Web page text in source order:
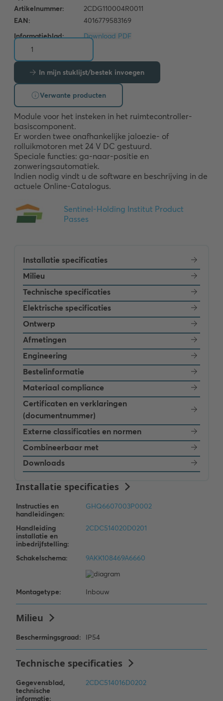
Informatieblad: Download PDF
In mijn stuklijst/bestek invoegen
Verwante producten
Module voor het insteken in het ruimtecontroller-
basiscomponent.
Er worden twee onafhankelijke jaloezie- of
rolluikmotoren met 24 V DC gestuurd.
Speciale functies: ga-naar-positie en
zonweringsautomatiek.
Indien nodig vindt u de software en beschrijving in de
actuele Online-Catalogus.
Installatie specificaties
Milieu
Technische specificaties
Elektrische specificaties
Ontwerp
Afmetingen
Engineering
Bestelinformatie
Materiaal compliance
Certificaten en verklaringen
(documentnummer)
Externe classificaties en normen
Combineerbaar met
Downloads